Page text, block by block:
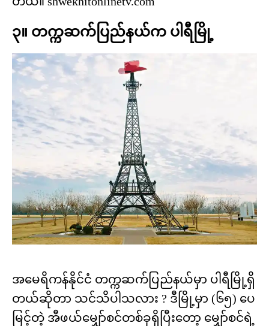
၃။ တက္ကဆက်ပြည်နယ်က ပါရီမြို့
အမေရိကန်နိုင်ငံ တက္ကဆက်ပြည်နယ်မှာ ပါရီမြို့ရှိ
တယ်ဆိုတာ သင်သိပါသလား ? ဒီမြို့မှာ (၆၅) ပေ
မြင့်တဲ့ အီဖယ်မျှော်စင်တစ်ခုရှိပြီးတော့ မျှော်စင်ရဲ့